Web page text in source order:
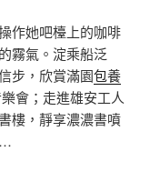
作她吧檯上的咖啡
霧氣。淀乘船泛
步，欣賞滿園包養
會；走進雄安工人
樓，靜享濃濃書噴